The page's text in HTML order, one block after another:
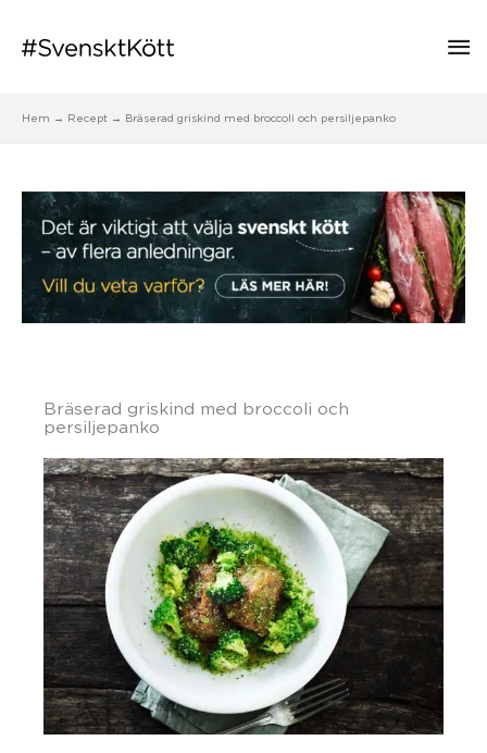
Hem Recept Bräserad griskind med broccoli och persiljepanko
Bräserad griskind med broccoli och
persiljepanko